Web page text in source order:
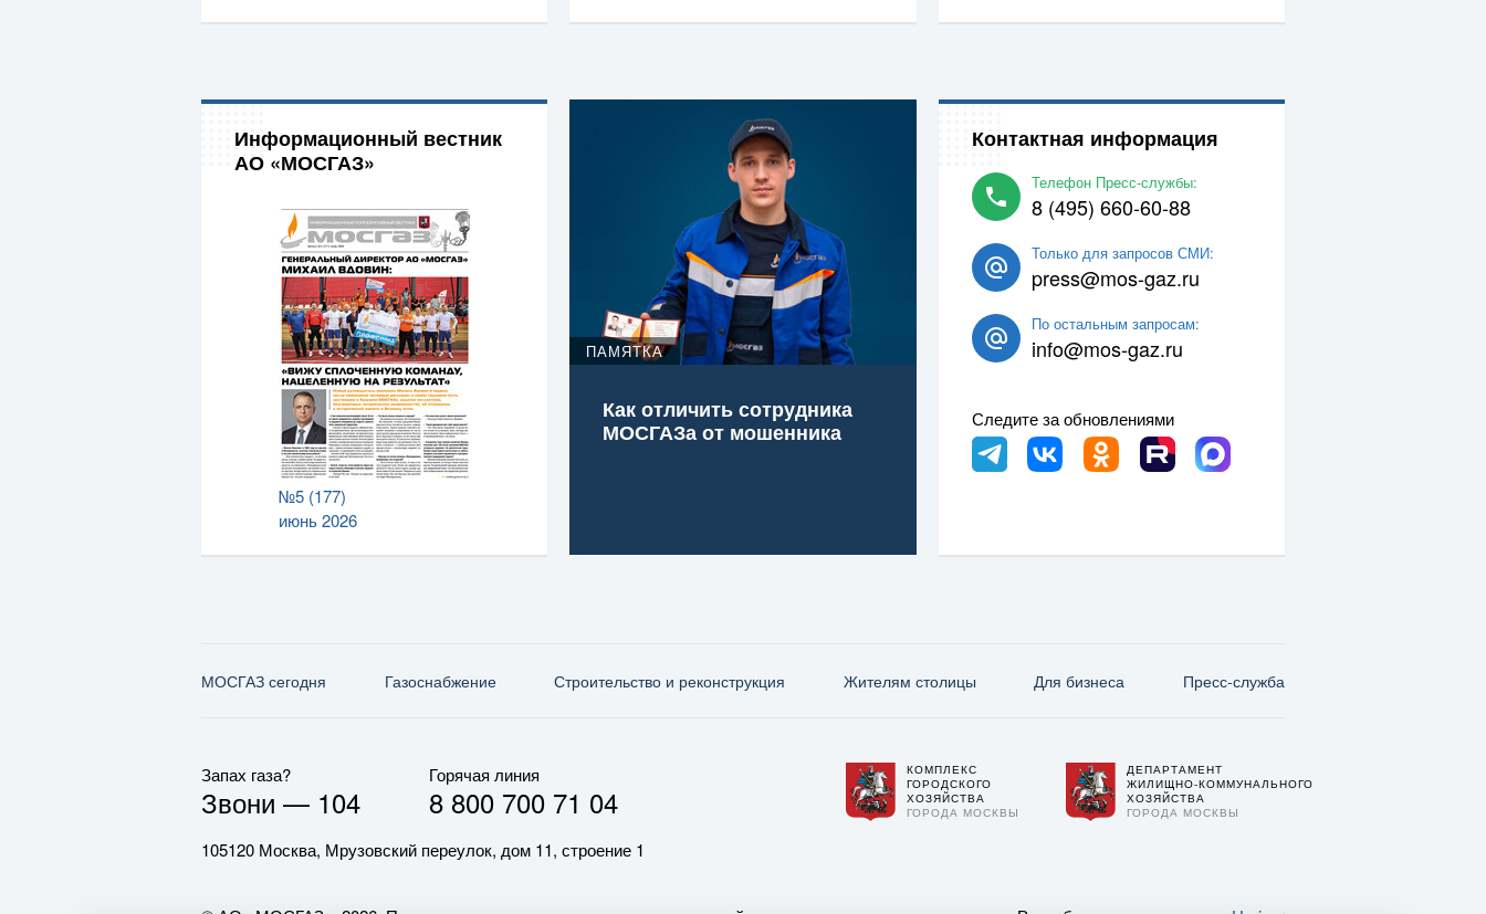
Информационный вестник
АО «МОСГАЗ»
№5 (177)
июнь 2026
ПАМЯТКА
Как отличить сотрудника
МОСГАЗа от мошенника
Контактная информация
Телефон Пресс-службы:
8 (495) 660-60-88
Только для запросов СМИ:
press@mos-gaz.ru
По остальным запросам:
info@mos-gaz.ru
Следите за обновлениями
МОСГАЗ сегодня Газо­снабжение Строительство и реконструкция Жителям столицы Для бизнеса Пресс-служба
Запах газа?
Звони — 104
Горячая линия
8 800 700 71 04
105120 Москва, Мрузовский переулок, дом 11, строение 1
КОМПЛЕКС
ГОРОДСКОГО
ХОЗЯЙСТВА
ГОРОДА МОСКВЫ
ДЕПАРТАМЕНТ
ЖИЛИЩНО-КОММУНАЛЬНОГО
ХОЗЯЙСТВА
ГОРОДА МОСКВЫ